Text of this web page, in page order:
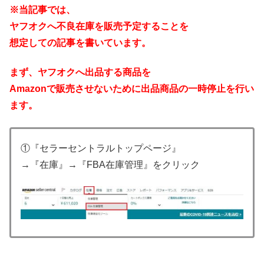
※当記事では、
ヤフオクへ不良在庫を販売予定することを
想定しての記事を書いています。
まず、ヤフオクへ出品する商品を
Amazonで販売させないために出品商品の一時停止を行い
ます。
①『セラーセントラルトップページ』
→『在庫』→『FBA在庫管理』をクリック